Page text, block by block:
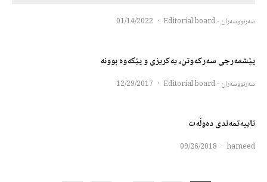
سەرنووسەران - Editorial board ·
01/14/2022
پێشمەرجی سەرکەوتن، یەکریزی و پێکەوە بوونە
سەرنووسەران - Editorial board ·
12/29/2017
تایبەتمەندی دەوڵەت
hameed
·
09/26/2018